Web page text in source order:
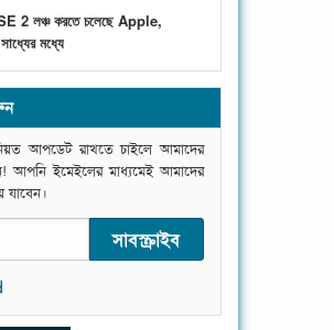
2 লঞ্চ করতে চলেছে Apple,
মধ্যে
আপডেট রাখতে চাইলে আমাদের
আপনি ইমেইলের মাধ্যমেই আমাদের
যাবেন।